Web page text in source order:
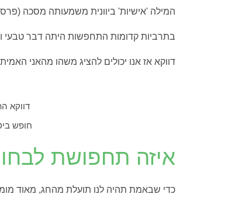
המילה 'אישיות' ביוונית משמעותה מסכה
בתרביות קדומות התחפשות היתה דבר טבעי
דווקא אז אנו יכולים להציג משהו מהאני
דווקא
חופש
איזה תחפושת
כדי שבאמת תהיה לנו תועלת מהחג, מאוד